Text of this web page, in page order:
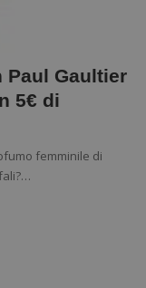
Paul Gaultier
5€ di
femminile di